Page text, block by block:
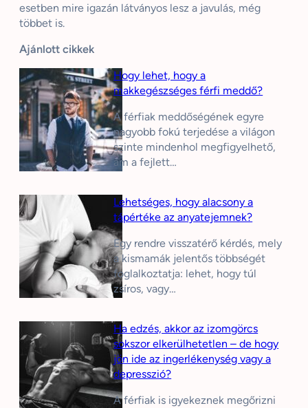
esetben mire igazán látványos lesz a javulás, még
többet is.
Ajánlott cikkek
Hogy lehet, hogy a
makkegészséges férfi meddő?
A férfiak meddőségének egyre
nagyobb fokú terjedése a világon
szinte mindenhol megfigyelhető,
ám a fejlett…
Lehetséges, hogy alacsony a
tápértéke az anyatejemnek?
Egy rendre visszatérő kérdés, mely
a kismamák jelentős többségét
foglalkoztatja: lehet, hogy túl
zsíros, vagy…
Ha edzés, akkor az izomgörcs
sokszor elkerülhetetlen – de hogy
jön ide az ingerlékenység vagy a
depresszió?
A férfiak is igyekeznek megőrizni